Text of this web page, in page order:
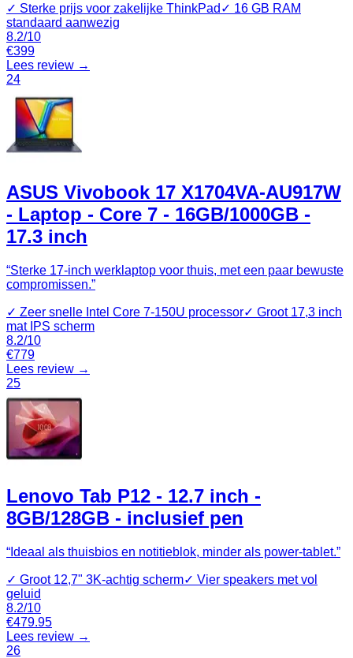
✓ Sterke prijs voor zakelijke ThinkPad ✓ 16 GB RAM
standaard aanwezig
8.2/10
€399
Lees review →
24
ASUS Vivobook 17 X1704VA-AU917W
- Laptop - Core 7 - 16GB/1000GB -
17.3 inch
“Sterke 17-inch werklaptop voor thuis, met een paar bewuste
compromissen.”
✓ Zeer snelle Intel Core 7-150U processor✓ Groot 17,3 inch
mat IPS scherm
8.2/10
€779
Lees review →
25
Lenovo Tab P12 - 12.7 inch -
8GB/128GB - inclusief pen
“ Ideaal als thuisbios en notitieblok, minder als power‑tablet.”
✓ Groot 12,7" 3K‑achtig scherm✓ Vier speakers met vol
geluid
8.2/10
€479.95
Lees review →
26